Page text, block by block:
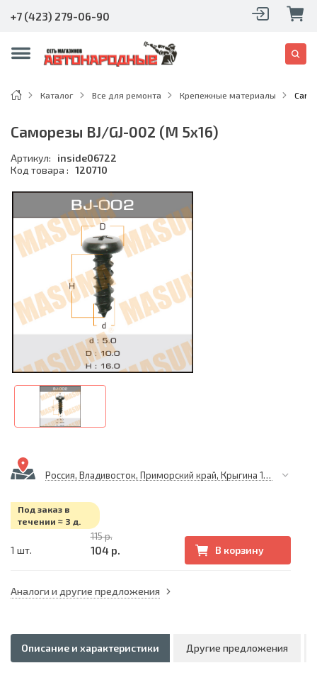
+7 (423) 279-06-90
Каталог Все для ремонта Крепежные материалы
Саморезы BJ/GJ-002 (M 5x16)
Артикул:
inside06722
Код товара : 120710
Россия, Владивосток, Приморский край, Крыгина 105
Под заказ в
течении ≈ 3 д.
1 шт.
115 р.
104 р. В корзину
Аналоги и другие предложения
Описание и характеристики Другие предложения